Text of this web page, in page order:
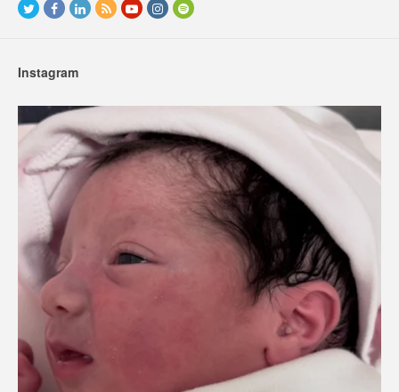
Instagram